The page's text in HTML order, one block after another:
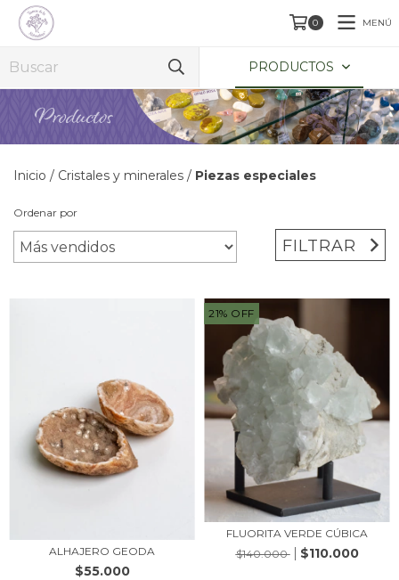
0 MENÚ
PRODUCTOS
Inicio / Cristales y minerales / Piezas especiales
Ordenar por
FILTRAR
ALHAJERO GEODA
$55.000
21% OFF
FLUORITA VERDE CÚBICA
$140.000
$110.000